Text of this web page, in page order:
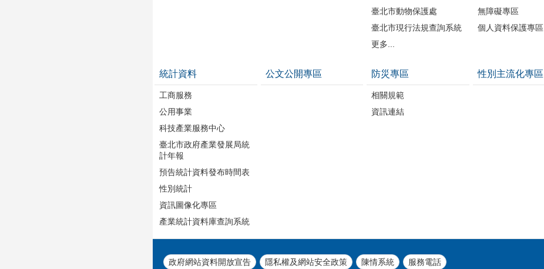
臺北市動物保護處
臺北市現行法規查詢系統
更多...
無障礙專區
個人資料保護專區
統計資料
工商服務
公用事業
科技產業服務中心
臺北市政府產業發展局統
計年報
預告統計資料發布時間表
性別統計
資訊圖像化專區
產業統計資料庫查詢系統
公文公開專區 防災專區
相關規範
資訊連結
性別主流化專區
政府網站資料開放宣告 隱私權及網站安全政策 陳情系統 服務電話